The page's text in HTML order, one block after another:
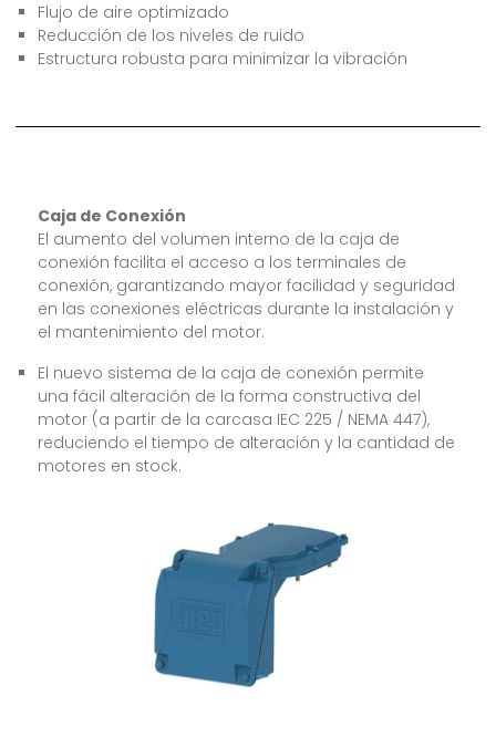
Flujo de aire optimizado
Reducción de los niveles de ruido
Estructura robusta para minimizar la vibración
Caja de Conexión
El aumento del volumen interno de la caja de
conexión facilita el acceso a los terminales de
conexión, garantizando mayor facilidad y seguridad
en las conexiones eléctricas durante la instalación y
el mantenimiento del motor.
El nuevo sistema de la caja de conexión permite
una fácil alteración de la forma constructiva del
motor (a partir de la carcasa IEC 225 / NEMA 447),
reduciendo el tiempo de alteración y la cantidad de
motores en stock.